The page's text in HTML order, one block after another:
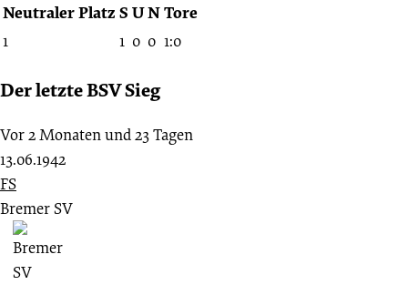
Neutraler Platz S UNTore
1 1 0 0 1:0
Der letzte BSV Sieg
Vor 2 Monaten und 23 Tagen
13.06.1942
FS
Bremer SV